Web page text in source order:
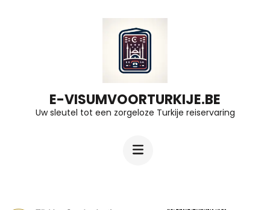
E-VISUMVOORTURKIJE.BE
Uw sleutel tot een zorgeloze Turkije reiservaring